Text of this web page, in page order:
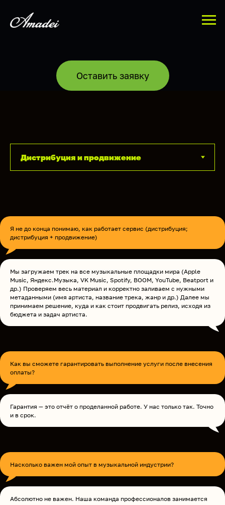
Оставить заявку
Я не до конца понимаю, как работает сервис (дистрибуция;
дистрибуция + продвижение)
Мы загружаем трек на все музыкальные площадки мира (Apple
Music, Яндекс.Музыка, VK Music, Spotify, BOOM, YouTube, Beatport и
др.) Проверяем весь материал и корректно заливаем с нужными
метаданными (имя артиста, название трека, жанр и др.) Далее мы
принимаем решение, куда и как стоит продвигать релиз, исходя из
бюджета и задач артиста.
Как вы сможете гарантировать выполнение услуги после внесения
оплаты?
Гарантия — это отчёт о проделанной работе. У нас только так. Точно
и в срок.
Насколько важен мой опыт в музыкальной индустрии?
Абсолютно не важен. Наша команда профессионалов занимается